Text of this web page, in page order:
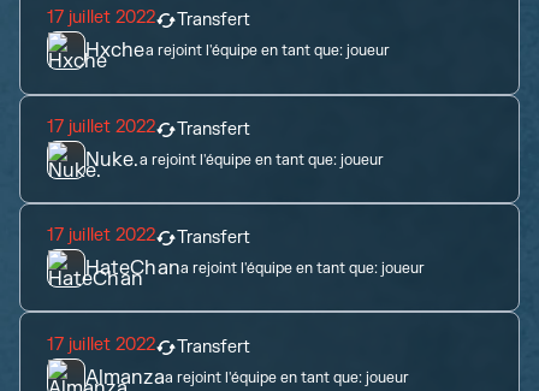
17 juillet 2022 Transfert
Hxchea rejoint l'équipe en tant que:joueur
17 juillet 2022 Transfert
Nuke.a rejoint l'équipe en tant que:joueur
17 juillet 2022 Transfert
HateChana rejoint l'équipe en tant que: joueur
17 juillet 2022 Transfert
Almanzaa rejoint l'équipe en tant que:joueur